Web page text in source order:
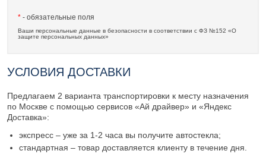
* - обязательные поля
Ваши персональные данные в безопасности в соответствии с ФЗ №152 «О
защите персональных данных»
УСЛОВИЯ ДОСТАВКИ
Предлагаем 2 варианта транспортировки к месту назначения
по Москве с помощью сервисов «Ай драйвер» и «Яндекс
Доставка»:
экспресс – уже за 1-2 часа вы получите автостекла;
стандартная – товар доставляется клиенту в течение дня.